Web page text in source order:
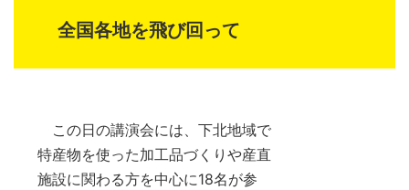
全国各地を飛び回って
この日の講演会には、下北地域で
特産物を使った加工品づくりや産直
施設に関わる方を中心に18名が参